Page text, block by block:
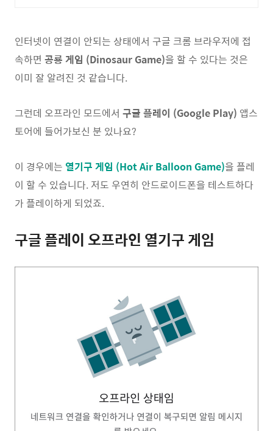
인터넷이 연결이 안되는 상태에서 구글 크롬 브라우저에 접
속하면 공룡 게임 (Dinosaur Game)을 할 수 있다는 것은
이미 잘 알려진 것 같습니다.
그런데 오프라인 모드에서 구글 플레이 (Google Play) 앱스
토어에 들어가보신 분 있나요?
이 경우에는 열기구 게임 (Hot Air Balloon Game)을 플레
이 할 수 있습니다. 저도 우연히 안드로이드폰을 테스트하다
가 플레이하게 되었죠.
구글 플레이 오프라인 열기구 게임